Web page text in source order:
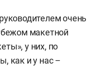
очень
макетной
у них, по
как и у нас –